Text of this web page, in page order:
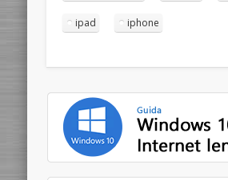
ipad iphone